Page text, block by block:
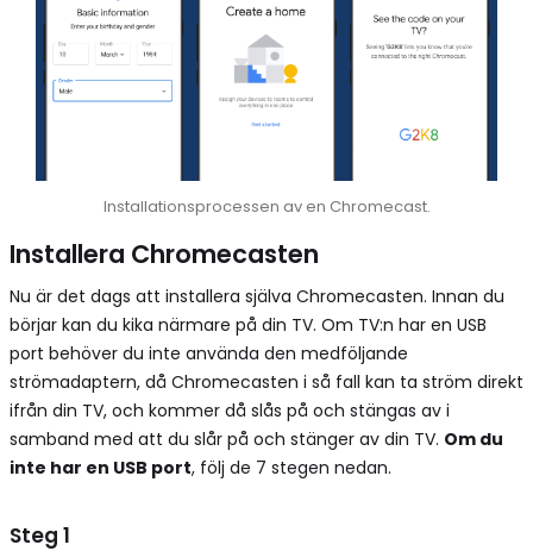
Installationsprocessen av en Chromecast.
Installera Chromecasten
Nu är det dags att installera själva Chromecasten. Innan du
börjar kan du kika närmare på din TV. Om TV:n har en USB
port behöver du inte använda den medföljande
strömadaptern, då Chromecasten i så fall kan ta ström direkt
ifrån din TV, och kommer då slås på och stängas av i
samband med att du slår på och stänger av din TV. Om du
inte har en USB port, följ de 7 stegen nedan.
Steg 1